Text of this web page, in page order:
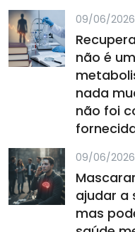
09/06/2026
não é
nada
não foi
09/06/2026
ajudar a
mas